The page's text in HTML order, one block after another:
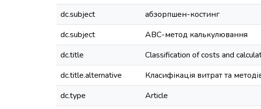
dc.subject
абзорпшен-костинг
dc.subject
АВС-метод калькулювання
dc.title
Сlassification of costs and
dc.title.alternative
Класифікація витрат та
dc.type
Article